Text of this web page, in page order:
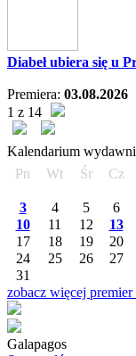
Diabeł ubiera się u
Premiera: 03.08.2026
1 z 14
Kalendarium
Pn
Wt Śr Cz
3
4 5 6
10
11 12 13
17
18 19 20
24
25 26 27
31
zobacz więcej premier
Galapagos